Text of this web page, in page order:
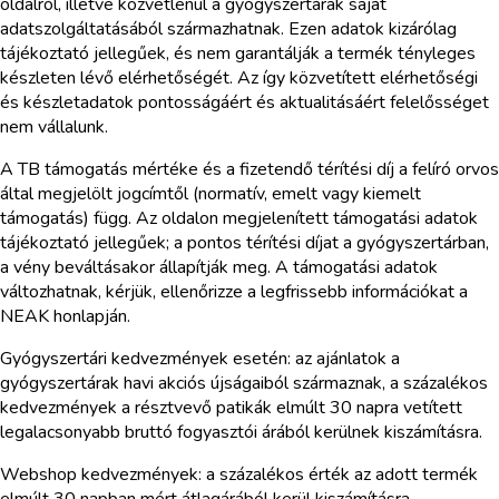
adatszolgáltatásából származhatnak. Ezen adatok kizárólag
tájékoztató jellegűek, és nem garantálják a termék tényleges
készleten lévő elérhetőségét. Az így közvetített elérhetőségi
és készletadatok pontosságáért és aktualitásáért felelősséget
nem vállalunk.
A TB támogatás mértéke és a fizetendő térítési díj a felíró orvos
által megjelölt jogcímtől (normatív, emelt vagy kiemelt
támogatás) függ. Az oldalon megjelenített támogatási adatok
tájékoztató jellegűek; a pontos térítési díjat a gyógyszertárban,
a vény beváltásakor állapítják meg. A támogatási adatok
változhatnak, kérjük, ellenőrizze a legfrissebb információkat a
NEAK honlapján.
Gyógyszertári kedvezmények esetén: az ajánlatok a
gyógyszertárak havi akciós újságaiból származnak, a százalékos
kedvezmények a résztvevő patikák elmúlt 30 napra vetített
legalacsonyabb bruttó fogyasztói árából kerülnek kiszámításra.
Webshop kedvezmények: a százalékos érték az adott termék